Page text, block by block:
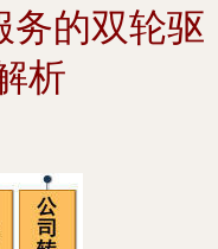
务的双轮驱
析